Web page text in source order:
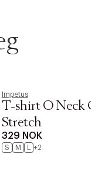
Impetus
T-shirt O Neck
Stretch
329 NOK
S M +2